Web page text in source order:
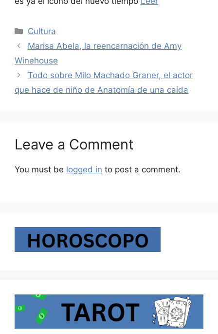
Categories
Cultura
Marisa Abela, la reencarnación de Amy
Winehouse
Todo sobre Milo Machado Graner, el actor
que hace de niño de Anatomía de una caída
Leave a Comment
You must be logged in to post a comment.